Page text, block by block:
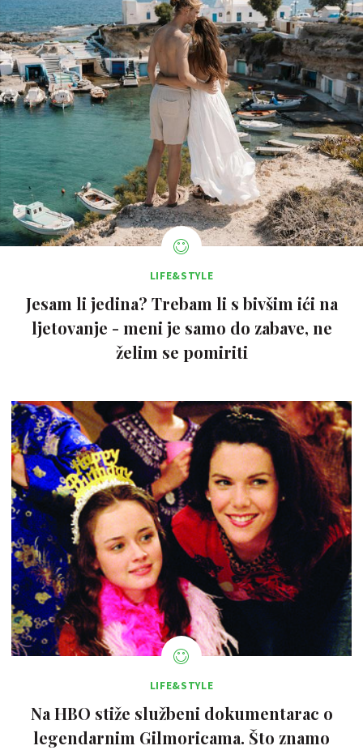
LIFE&STYLE
Jesam li jedina? Trebam li s bivšim ići na
ljetovanje - meni je samo do zabave, ne
želim se pomiriti
LIFE&STYLE
Na HBO stiže službeni dokumentarac o
legendarnim Gilmoricama. Što znamo